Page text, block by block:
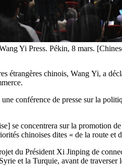
Yi Press. Pékin, 8 mars.
étrangères chinois, Wang Yi, a
conférence de presse sur la
se concentrera sur la promotion
chinoises dites « de la route et
du Président Xi Jinping de
et la Turquie, avant de